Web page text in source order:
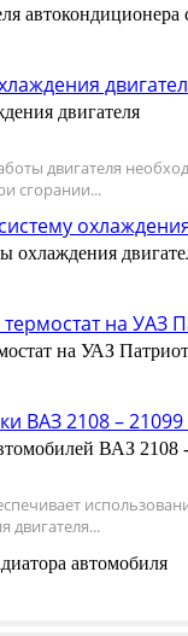
двигателя
двигателя
сгорании...
охлаждения
на УАЗ Патриот
ВАЗ 2108
двигателя...
автомобиля